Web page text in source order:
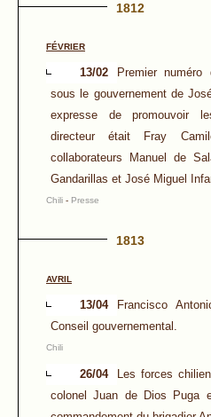
1812
FÉVRIER
13/02
Premier
sous le gouvernement de
expresse de promouvoir
directeur était Fray
collaborateurs Manuel de
Gandarillas et José Miguel
Chili - Presse
1813
AVRIL
13/04
Francisco
Conseil gouvernemental.
Chili
26/04
Les forces
colonel Juan de Dios Puga